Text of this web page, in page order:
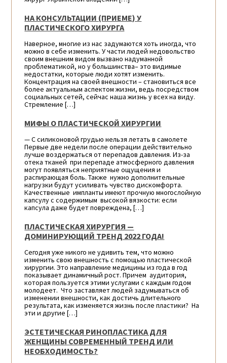
НА КОНСУЛЬТАЦИИ (ПРИЕМЕ) У
ПЛАСТИЧЕСКОГО ХИРУРГА
Наверное, многие из нас задумаются хоть иногда, что
можно в себе изменить. У части людей недовольство
своим внешним видом вызвано надуманной
проблематикой, но у большинства– это видимые
недостатки, которые люди хотят изменить.
Концентрация на своей внешности – становиться все
более актуальным аспектом жизни, ведь посредством
социальных сетей, сейчас наша жизнь у всех на виду.
Стремление […]
МИФЫ О ПЛАСТИЧЕСКОЙ ХИРУРГИИ
— С силиконовой грудью нельзя летать в самолете
Первые две недели после операции действительно
лучше воздержаться от перепадов давления. Из-за
отека тканей при перепаде атмосферного давления
могут появляться неприятные ощущения и
распирающая боль. Также нужно дополнительные
нагрузки будут усиливать чувство дискомфорта.
Качественные импланты имеют прочную многослойную
капсулу с содержимым высокой вязкости: если
капсула даже будет повреждена, […]
ПЛАСТИЧЕСКАЯ ХИРУРГИЯ —
ДОМИНИРУЮЩИЙ ТРЕНД 2022 ГОДА!
Сегодня уже никого не удивить тем, что можно
изменить свою внешность с помощью пластической
хирургии. Это направление медицины из года в год
показывает динамичный рост. Причем аудитория,
которая пользуется этими услугами с каждым годом
молодеет. Что заставляет людей задумываться об
изменении внешности, как достичь длительного
результата, как изменяется жизнь после пластики? На
эти и другие […]
ЭСТЕТИЧЕСКАЯ РИНОПЛАСТИКА ДЛЯ
ЖЕНЩИНЫ СОВРЕМЕННЫЙ ТРЕНД ИЛИ
НЕОБХОДИМОСТЬ?